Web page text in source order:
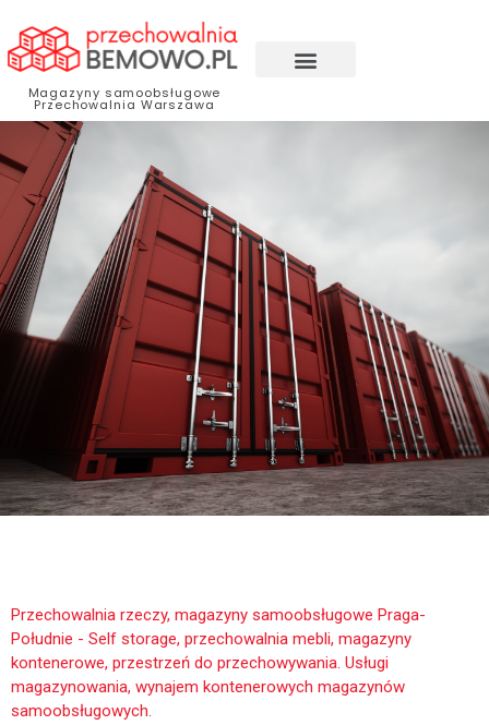
Magazyny samoobsługowe
Przechowalnia Warszawa
Przechowalnia rzeczy, magazyny samoobsługowe Praga-
Południe - Self storage, przechowalnia mebli, magazyny
kontenerowe, przestrzeń do przechowywania. Usługi
magazynowania, wynajem kontenerowych magazynów
samoobsługowych.